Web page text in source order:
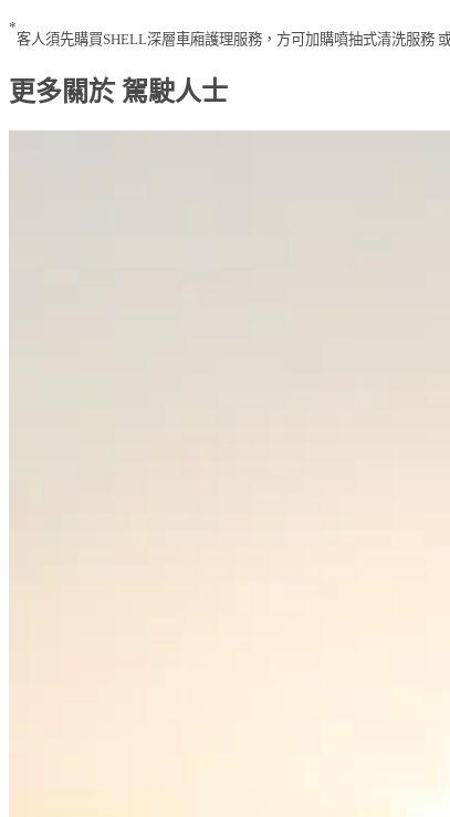
*
客人須先購買SHELL深層車廂護理服務，方可加購噴抽式清洗服務
更多關於 駕駛人士